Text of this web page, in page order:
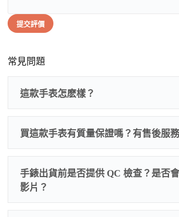
提交評價
常見問題
這款手表怎麽樣？
買這款手表有質量保證嗎？有售後服
手錶出貨前是否提供 QC 檢查？是否
影片？